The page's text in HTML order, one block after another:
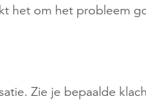
het om het probleem
Zie je bepaalde